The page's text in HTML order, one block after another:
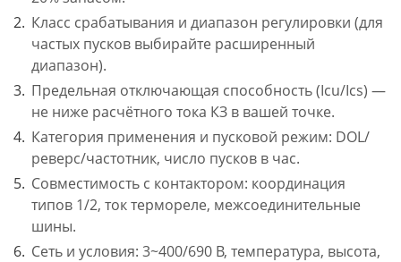
Класс срабатывания и диапазон регулировки (для
частых пусков выбирайте расширенный
диапазон).
Предельная отключающая способность (Icu/Ics) —
не ниже расчётного тока КЗ в вашей точке.
Категория применения и пусковой режим: DOL/
реверс/частотник, число пусков в час.
Совместимость с контактором: координация
типов 1/2, ток термореле, межсоединительные
шины.
Сеть и условия: 3~400/690 В, температура, высота,